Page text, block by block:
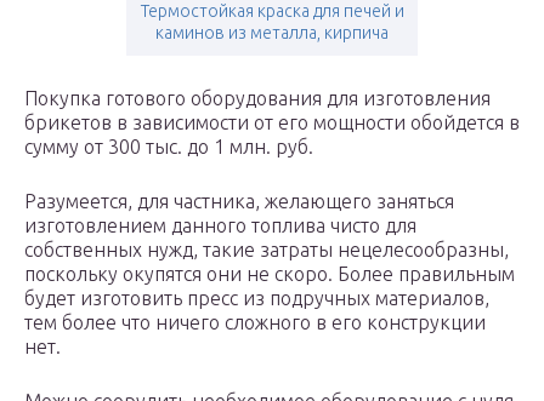
Термостойкая краска для печей и
каминов из металла, кирпича
Покупка готового оборудования для изготовления
брикетов в зависимости от его мощности обойдется в
сумму от 300 тыс. до 1 млн. руб.
Разумеется, для частника, желающего заняться
изготовлением данного топлива чисто для
собственных нужд, такие затраты нецелесообразны,
поскольку окупятся они не скоро. Более правильным
будет изготовить пресс из подручных материалов,
тем более что ничего сложного в его конструкции
нет.